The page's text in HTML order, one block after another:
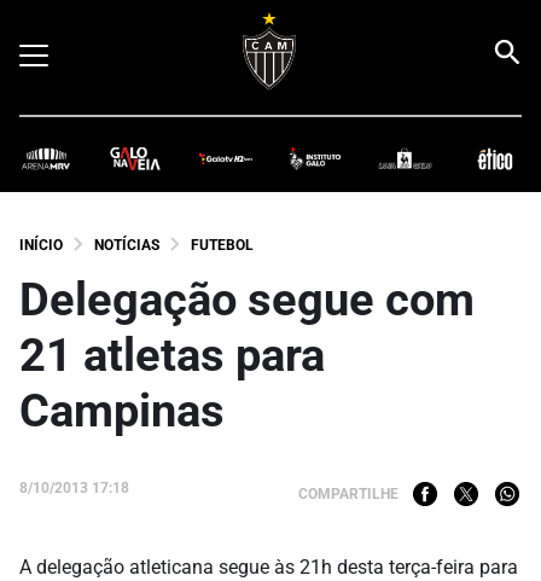
INÍCIO NOTÍCIAS FUTEBOL
Delegação segue com
21 atletas para
Campinas
8/10/2013 17:18 COMPARTILHE
A delegação atleticana segue às 21h desta terça-feira para